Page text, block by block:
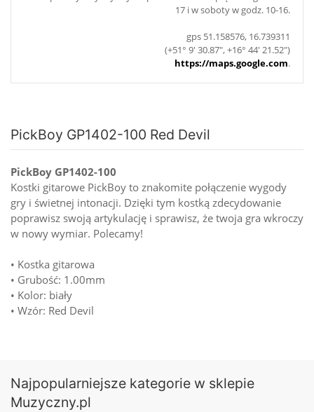
17 i w soboty w godz. 10-16.
gps 51.158576, 16.739311
(+51° 9' 30.87", +16° 44' 21.52")
https://maps.google.com.
PickBoy GP1402-100 Red Devil
PickBoy GP1402-100
Kostki gitarowe PickBoy to znakomite połączenie wygody
gry i świetnej intonacji. Dzięki tym kostką zdecydowanie
poprawisz swoją artykulację i sprawisz, że twoja gra wkroczy
w nowy wymiar. Polecamy!
• Kostka gitarowa
• Grubość: 1.00mm
• Kolor: biały
• Wzór: Red Devil
Najpopularniejsze kategorie w sklepie
Muzyczny.pl